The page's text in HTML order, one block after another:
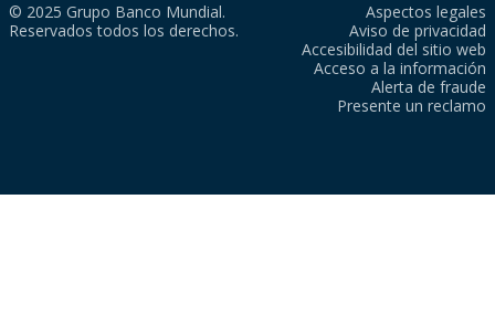
© 2025 Grupo Banco Mundial.
Reservados todos los derechos.
Aspectos legales
Aviso de privacidad
Accesibilidad del sitio web
Acceso a la información
Alerta de fraude
Presente un reclamo